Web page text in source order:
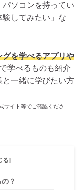
パソコンを持ってい
験してみたい」な
グを学べるアプリや
学べるものも紹介
と一緒に学びたい方
サイト等でご確認くださ
る]
？